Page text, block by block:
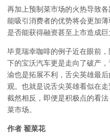
再加上预制菜市场的火热导致
能吸引消费者的优势将会更加
是否能获得融资甚至上市造成巨
毕竟瑞幸咖啡的例子近在眼前
下的宝沃汽车更是走向了破产
渝也是拓展不利，舌尖英雄最
观。也就是说舌尖英雄看似在
截然相反，即便是积极点的看
菜市场。
作者 翟菜花